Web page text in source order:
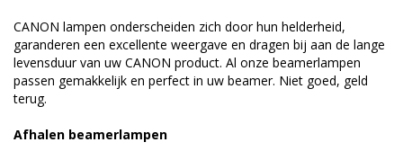
CANON lampen onderscheiden zich door hun helderheid,
garanderen een excellente weergave en dragen bij aan de lange
levensduur van uw CANON product. Al onze beamerlampen
passen gemakkelijk en perfect in uw beamer. Niet goed, geld
terug.
Afhalen beamerlampen